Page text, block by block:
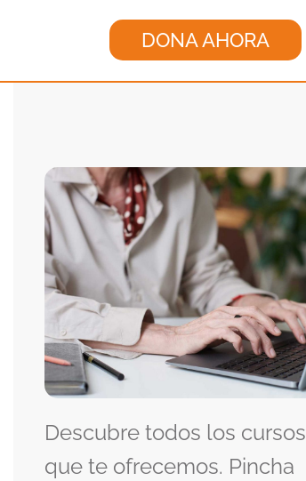
DONA AHORA
Descubre todos los cursos
que te ofrecemos. Pincha